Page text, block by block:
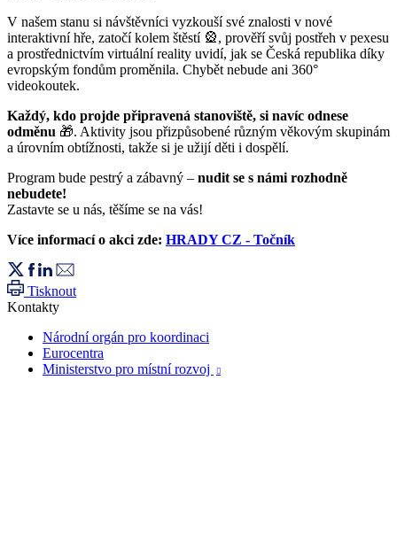
V našem stanu si návštěvníci vyzkouší své znalosti v nové
interaktivní hře, zatočí kolem štěstí 🎡, prověří svůj postřeh v pexesu
a prostřednictvím virtuální reality uvidí, jak se Česká republika díky
evropským fondům proměnila. Chybět nebude ani 360°
videokoutek.
Každý, kdo projde připravená stanoviště, si navíc odnese
odměnu 🎁. Aktivity jsou přizpůsobené různým věkovým skupinám
a úrovním obtížnosti, takže si je užijí děti i dospělí.
Program bude pestrý a zábavný – nudit se s námi rozhodně
nebudete!
Zastavte se u nás, těšíme se na vás!
Více informací o akci zde: HRADY CZ - Točník
Tisknout
Kontakty
Národní orgán pro koordinaci
Eurocentra
Ministerstvo pro místní rozvoj
